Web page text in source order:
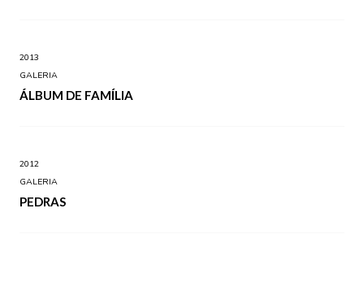
2013
GALERIA
ÁLBUM DE FAMÍLIA
2012
GALERIA
PEDRAS